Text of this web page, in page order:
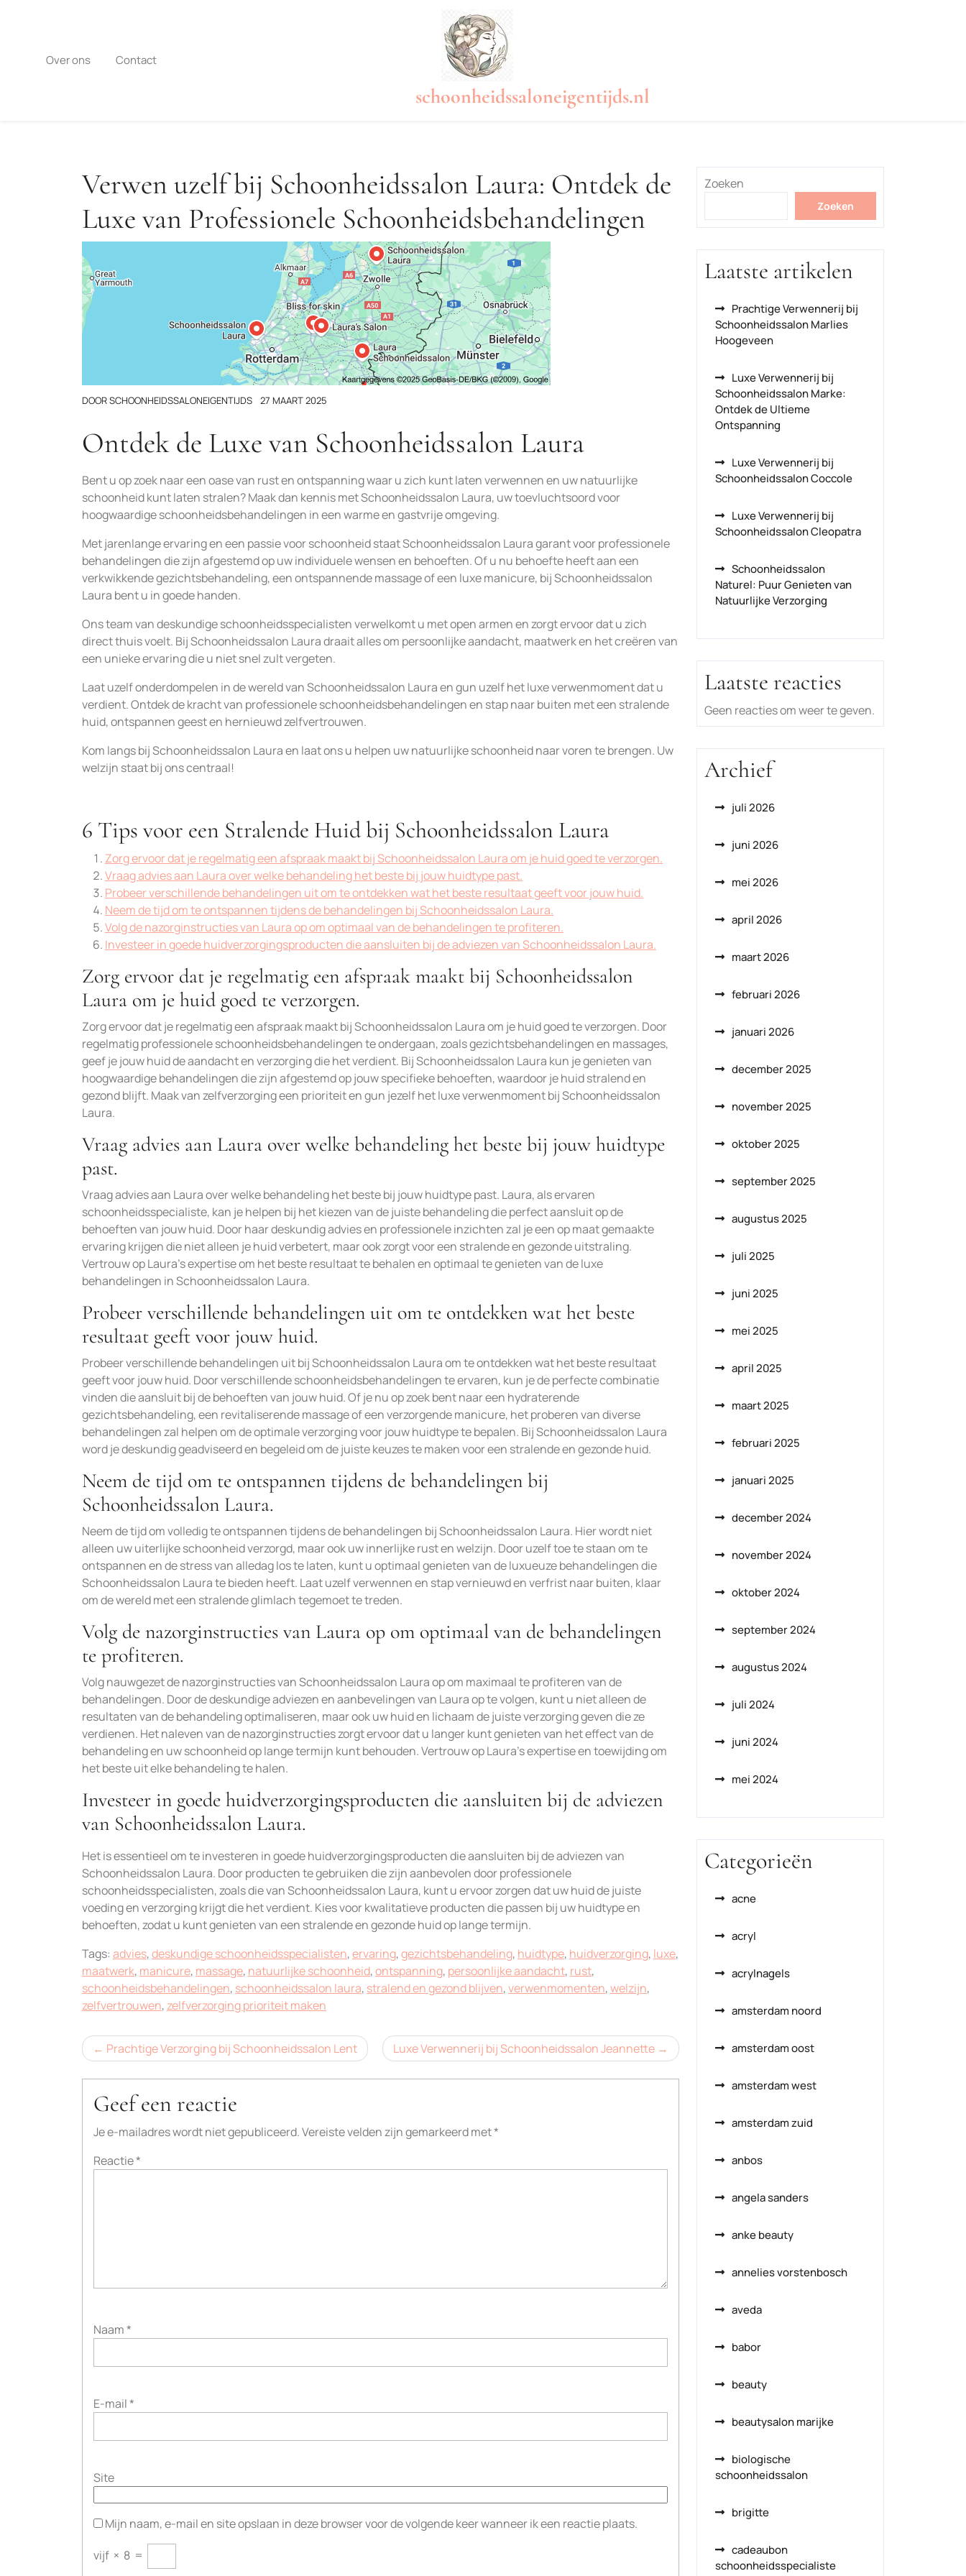
Over ons Contact
schoonheidssaloneigentijds.nl
Verwen uzelf bij Schoonheidssalon Laura: Ontdek de
Luxe van Professionele Schoonheidsbehandelingen
DOORSCHOONHEIDSSALONEIGENTIJDS 27 MAART 2025
Ontdek de Luxe van Schoonheidssalon Laura
Bent u op zoek naar een oase van rust en ontspanning waar u zich kunt laten verwennen en uw natuurlijke
schoonheid kunt laten stralen? Maak dan kennis met Schoonheidssalon Laura, uw toevluchtsoord voor
hoogwaardige schoonheidsbehandelingen in een warme en gastvrije omgeving.
Met jarenlange ervaring en een passie voor schoonheid staat Schoonheidssalon Laura garant voor professionele
behandelingen die zijn afgestemd op uw individuele wensen en behoeften. Of u nu behoefte heeft aan een
verkwikkende gezichtsbehandeling, een ontspannende massage of een luxe manicure, bij Schoonheidssalon
Laura bent u in goede handen.
Ons team van deskundige schoonheidsspecialisten verwelkomt u met open armen en zorgt ervoor dat u zich
direct thuis voelt. Bij Schoonheidssalon Laura draait alles om persoonlijke aandacht, maatwerk en het creëren van
een unieke ervaring die u niet snel zult vergeten.
Laat uzelf onderdompelen in de wereld van Schoonheidssalon Laura en gun uzelf het luxe verwenmoment dat u
verdient. Ontdek de kracht van professionele schoonheidsbehandelingen en stap naar buiten met een stralende
huid, ontspannen geest en hernieuwd zelfvertrouwen.
Kom langs bij Schoonheidssalon Laura en laat ons u helpen uw natuurlijke schoonheid naar voren te brengen. Uw
welzijn staat bij ons centraal!
6 Tips voor een Stralende Huid bij Schoonheidssalon Laura
Zorg ervoor dat je regelmatig een afspraak maakt bij Schoonheidssalon Laura om je huid goed te verzorgen.
Vraag advies aan Laura over welke behandeling het beste bij jouw huidtype past.
Probeer verschillende behandelingen uit om te ontdekken wat het beste resultaat geeft voor jouw huid.
Neem de tijd om te ontspannen tijdens de behandelingen bij Schoonheidssalon Laura.
Volg de nazorginstructies van Laura op om optimaal van de behandelingen te profiteren.
Investeer in goede huidverzorgingsproducten die aansluiten bij de adviezen van Schoonheidssalon Laura.
Zorg ervoor dat je regelmatig een afspraak maakt bij Schoonheidssalon
Laura om je huid goed te verzorgen.
Zorg ervoor dat je regelmatig een afspraak maakt bij Schoonheidssalon Laura om je huid goed te verzorgen. Door
regelmatig professionele schoonheidsbehandelingen te ondergaan, zoals gezichtsbehandelingen en massages,
geef je jouw huid de aandacht en verzorging die het verdient. Bij Schoonheidssalon Laura kun je genieten van
hoogwaardige behandelingen die zijn afgestemd op jouw specifieke behoeften, waardoor je huid stralend en
gezond blijft. Maak van zelfverzorging een prioriteit en gun jezelf het luxe verwenmoment bij Schoonheidssalon
Laura.
Vraag advies aan Laura over welke behandeling het beste bij jouw huidtype
past.
Vraag advies aan Laura over welke behandeling het beste bij jouw huidtype past. Laura, als ervaren
schoonheidsspecialiste, kan je helpen bij het kiezen van de juiste behandeling die perfect aansluit op de
behoeften van jouw huid. Door haar deskundig advies en professionele inzichten zal je een op maat gemaakte
ervaring krijgen die niet alleen je huid verbetert, maar ook zorgt voor een stralende en gezonde uitstraling.
Vertrouw op Laura’s expertise om het beste resultaat te behalen en optimaal te genieten van de luxe
behandelingen in Schoonheidssalon Laura.
Probeer verschillende behandelingen uit om te ontdekken wat het beste
resultaat geeft voor jouw huid.
Probeer verschillende behandelingen uit bij Schoonheidssalon Laura om te ontdekken wat het beste resultaat
geeft voor jouw huid. Door verschillende schoonheidsbehandelingen te ervaren, kun je de perfecte combinatie
vinden die aansluit bij de behoeften van jouw huid. Of je nu op zoek bent naar een hydraterende
gezichtsbehandeling, een revitaliserende massage of een verzorgende manicure, het proberen van diverse
behandelingen zal helpen om de optimale verzorging voor jouw huidtype te bepalen. Bij Schoonheidssalon Laura
word je deskundig geadviseerd en begeleid om de juiste keuzes te maken voor een stralende en gezonde huid.
Neem de tijd om te ontspannen tijdens de behandelingen bij
Schoonheidssalon Laura.
Neem de tijd om volledig te ontspannen tijdens de behandelingen bij Schoonheidssalon Laura. Hier wordt niet
alleen uw uiterlijke schoonheid verzorgd, maar ook uw innerlijke rust en welzijn. Door uzelf toe te staan om te
ontspannen en de stress van alledag los te laten, kunt u optimaal genieten van de luxueuze behandelingen die
Schoonheidssalon Laura te bieden heeft. Laat uzelf verwennen en stap vernieuwd en verfrist naar buiten, klaar
om de wereld met een stralende glimlach tegemoet te treden.
Volg de nazorginstructies van Laura op om optimaal van de behandelingen
te profiteren.
Volg nauwgezet de nazorginstructies van Schoonheidssalon Laura op om maximaal te profiteren van de
behandelingen. Door de deskundige adviezen en aanbevelingen van Laura op te volgen, kunt u niet alleen de
resultaten van de behandeling optimaliseren, maar ook uw huid en lichaam de juiste verzorging geven die ze
verdienen. Het naleven van de nazorginstructies zorgt ervoor dat u langer kunt genieten van het effect van de
behandeling en uw schoonheid op lange termijn kunt behouden. Vertrouw op Laura’s expertise en toewijding om
het beste uit elke behandeling te halen.
Investeer in goede huidverzorgingsproducten die aansluiten bij de adviezen
van Schoonheidssalon Laura.
Het is essentieel om te investeren in goede huidverzorgingsproducten die aansluiten bij de adviezen van
Schoonheidssalon Laura. Door producten te gebruiken die zijn aanbevolen door professionele
schoonheidsspecialisten, zoals die van Schoonheidssalon Laura, kunt u ervoor zorgen dat uw huid de juiste
voeding en verzorging krijgt die het verdient. Kies voor kwalitatieve producten die passen bij uw huidtype en
behoeften, zodat u kunt genieten van een stralende en gezonde huid op lange termijn.
Tags: advies,deskundige schoonheidsspecialisten,ervaring,gezichtsbehandeling, huidtype, huidverzorging, luxe,
maatwerk, manicure, massage, natuurlijke schoonheid,ontspanning, persoonlijke aandacht, rust,
schoonheidsbehandelingen, schoonheidssalon laura, stralend en gezond blijven,verwenmomenten,welzijn,
zelfvertrouwen,zelfverzorging prioriteit maken
Bericht
navigatie
Prachtige Verzorging bij Schoonheidssalon Lent Luxe Verwennerij bij Schoonheidssalon Jeannette
Geef een reactie
Je e-mailadres wordt niet gepubliceerd.Vereiste velden zijn gemarkeerd met*
Reactie*
Naam*
E-mail*
Site
Mijn naam, e-mail en site opslaan in deze browser voor de volgende keer wanneer ik een reactie plaats.
vijf × 8 =
Zoeken
Zoeken
Laatste artikelen
Prachtige Verwennerij bij
Schoonheidssalon Marlies
Hoogeveen
Luxe Verwennerij bij
Schoonheidssalon Marke:
Ontdek de Ultieme
Ontspanning
Luxe Verwennerij bij
Schoonheidssalon Coccole
Luxe Verwennerij bij
Schoonheidssalon Cleopatra
Schoonheidssalon
Naturel: Puur Genieten van
Natuurlijke Verzorging
Laatste reacties
Geen reacties om weer te geven.
Archief
juli 2026
juni 2026
mei 2026
april 2026
maart 2026
februari 2026
januari 2026
december 2025
november 2025
oktober 2025
september 2025
augustus 2025
juli 2025
juni 2025
mei 2025
april 2025
maart 2025
februari 2025
januari 2025
december 2024
november 2024
oktober 2024
september 2024
augustus 2024
juli 2024
juni 2024
mei 2024
Categorieën
acne
acryl
acrylnagels
amsterdam noord
amsterdam oost
amsterdam west
amsterdam zuid
anbos
angela sanders
anke beauty
annelies vorstenbosch
aveda
babor
beauty
beautysalon marijke
biologische
schoonheidssalon
brigitte
cadeaubon
schoonheidsspecialiste